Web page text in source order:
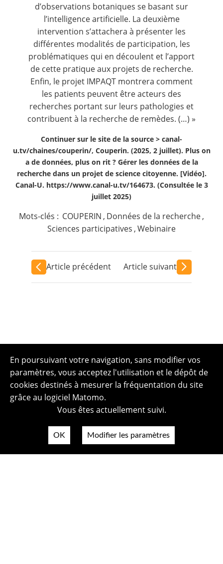
d’observations botaniques se basant sur
l’intelligence artificielle. La deuxième
intervention s’attachera à présenter les
différentes modalités de participation, les
problématiques qui en découlent et l’apport
de cette pratique aux projets de recherche.
Enfin, le projet IMPAQT montrera comment
les patients peuvent être acteurs des
recherches portant sur leurs pathologies et
contribuent à la recherche de remèdes. (…) »
Continuer sur le site de la source > canal-
u.tv/chaines/couperin/, Couperin. (2025, 2 juillet). Plus on
a de données, plus on rit ? Gérer les données de la
recherche dans un projet de science citoyenne. [Vidéo].
Canal-U. https://www.canal-u.tv/164673. (Consultée le 3
juillet 2025)
Mots-clés : COUPERIN , Données de la recherche,
Sciences participatives ,Webinaire
Article précédent Article suivant
En poursuivant votre navigation, sans modifier vos
paramètres, vous acceptez l'utilisation et le dépôt de
cookies destinés à mesurer la fréquentation du site
grâce au logiciel Matomo.
Vous êtes actuellement suivi.
OK Modifier les paramètres